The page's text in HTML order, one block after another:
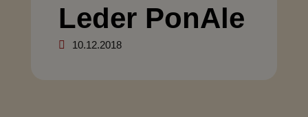
Leder PonAle
10.12.2018